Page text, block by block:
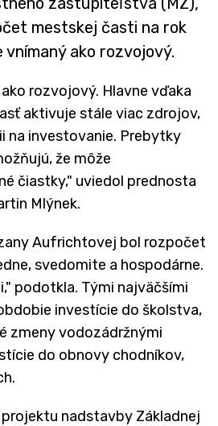
mestskej časti na rok
ako rozvojový.
rozvojový. Hlavne vďaka
aktivuje stále viac zdrojov,
na investovanie. Prebytky
že môže
čiastky," uviedol prednosta
Mlýnek.
Aufrichtovej bol rozpočet
svedomite a hospodárne.
podotkla. Tými najväčšími
investície do školstva,
zmeny vodozádržnými
do obnovy chodníkov,
nadstavby Základnej